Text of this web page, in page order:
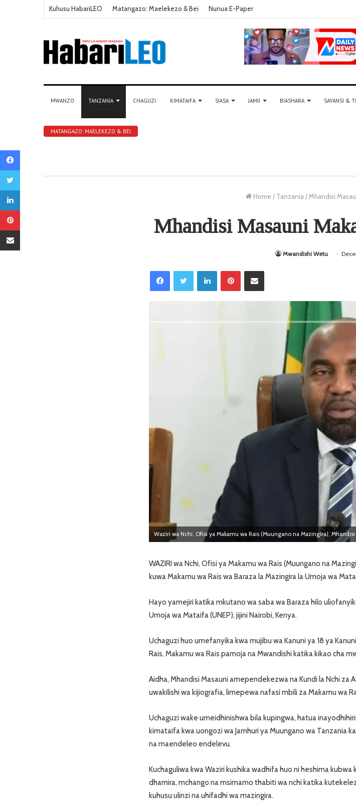
Kuhusu HabariLEO Matangazo: Maelekezo & Bei Nunua E-Paper
MWANZO TANZANIA CHAGUZI KIMATAIFA SIASA JAMII BIASHARA SAYANSI &
MATANGAZO: MAELEKEZO & BEI
Home / Tanzania / Mhandisi
Mhandisi Masauni
Mwandishi Wetu
LinkedIn
Waziri wa Nchi, Ofisi ya Makamu wa Rais (Muungano na Mazingira),
WAZIRI wa Nchi, Ofisi ya Makamu wa Rais (Muungano na
kuwa Makamu wa Rais wa Baraza la Mazingira la Umoja wa
Hayo yamejiri katika mkutano wa saba wa Baraza hilo
Umoja wa Mataifa (UNEP), jijini Nairobi, Kenya.
Uchaguzi huo umefanyika kwa mujibu wa Kanuni ya 18 ya
Rais, Makamu wa Rais pamoja na Mwandishi katika kikao cha
Aidha, Mhandisi Masauni amependekezwa na Kundi la Nchi za
uwakilishi wa kijiografia, limepewa nafasi mbili za Makamu wa
Uchaguzi wake umeidhinishwa bila kupingwa, hatua
kimataifa kwa uongozi wa Jamhuri ya Muungano wa Tanzania
na maendeleo endelevu.
Kuchaguliwa kwa Waziri kushika wadhifa huo ni heshima kubwa
dhamira, mchango na msimamo thabiti wa nchi katika
kuhusu ulinzi na uhifadhi wa mazingira.